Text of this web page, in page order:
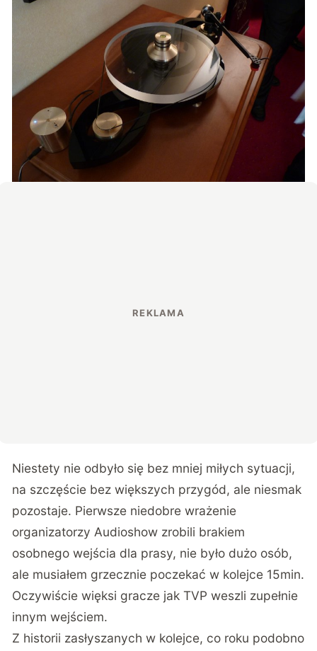
Niestety nie odbyło się bez mniej miłych sytuacji,
na szczęście bez większych przygód, ale niesmak
pozostaje. Pierwsze niedobre wrażenie
organizatorzy Audioshow zrobili brakiem
osobnego wejścia dla prasy, nie było dużo osób,
ale musiałem grzecznie poczekać w kolejce 15min.
Oczywiście więksi gracze jak TVP weszli zupełnie
innym wejściem.
Z historii zasłyszanych w kolejce, co roku podobno